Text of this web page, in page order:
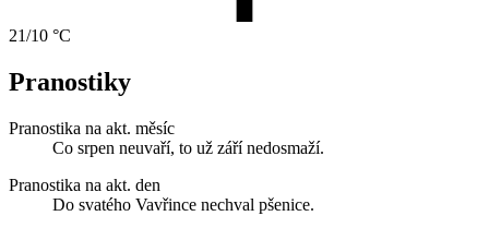
21/10 °C
Pranostiky
Pranostika na akt. měsíc
Co srpen neuvaří, to už září nedosmaží.
Pranostika na akt. den
Do svatého Vavřince nechval pšenice.